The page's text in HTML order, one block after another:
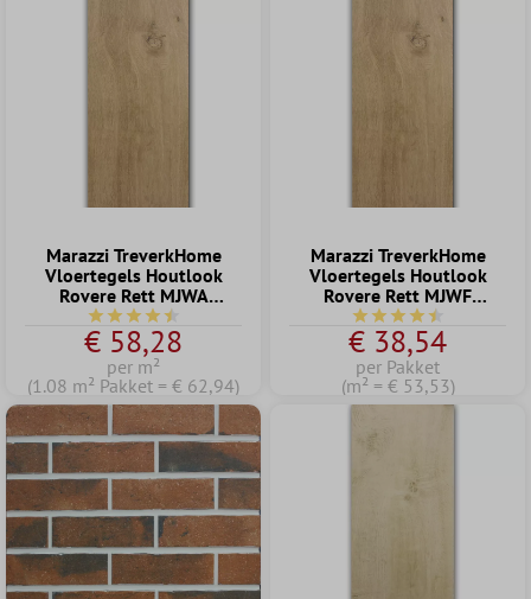
Marazzi TreverkHome
Vloertegels Houtlook
Rovere Rett MJWA
15x120cm
Gemiddelde waardering van 4.5 van 5 sterren
€ 58,28
per m²
(1.08 m² Pakket = € 62,94)
Marazzi TreverkHome
Vloertegels Houtlook
Rovere Rett MJWF
20x120cm
Gemiddelde
€ 38,54
per Pakket
(m² = € 53,53)